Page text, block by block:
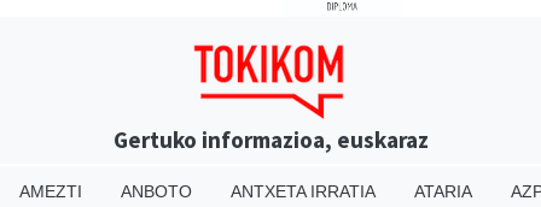
Gertuko informazioa, euskaraz
AMEZTI ANBOTO ANTXETA IRRATIA ATARIA